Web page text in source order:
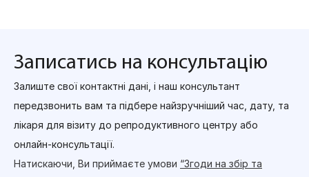
Записатись на консультацію
Залиште свої контактні дані, і наш консультант
передзвонить вам та підбере найзручніший час, дату, та
лікаря для візиту до репродуктивного центру або
онлайн-консультації.
Натискаючи, Ви приймаєте умови “Згоди на збір та